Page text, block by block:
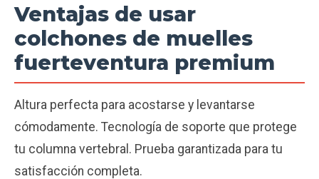
Ventajas de usar
colchones de muelles
fuerteventura premium
Altura perfecta para acostarse y levantarse
cómodamente. Tecnología de soporte que protege
tu columna vertebral. Prueba garantizada para tu
satisfacción completa.